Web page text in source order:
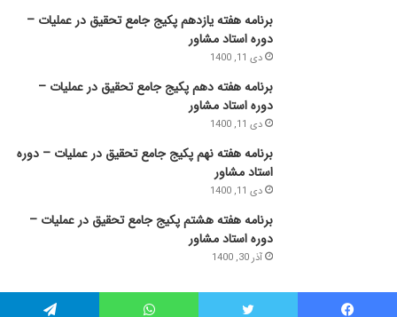
برنامه هفته یازدهم پکیج جامع تحقیق در عملیات –
دوره استاد مشاور
دی 11, 1400
برنامه هفته دهم پکیج جامع تحقیق در عملیات –
دوره استاد مشاور
دی 11, 1400
برنامه هفته نهم پکیج جامع تحقیق در عملیات – دوره
استاد مشاور
دی 11, 1400
برنامه هفته هشتم پکیج جامع تحقیق در عملیات –
دوره استاد مشاور
آذر 30, 1400